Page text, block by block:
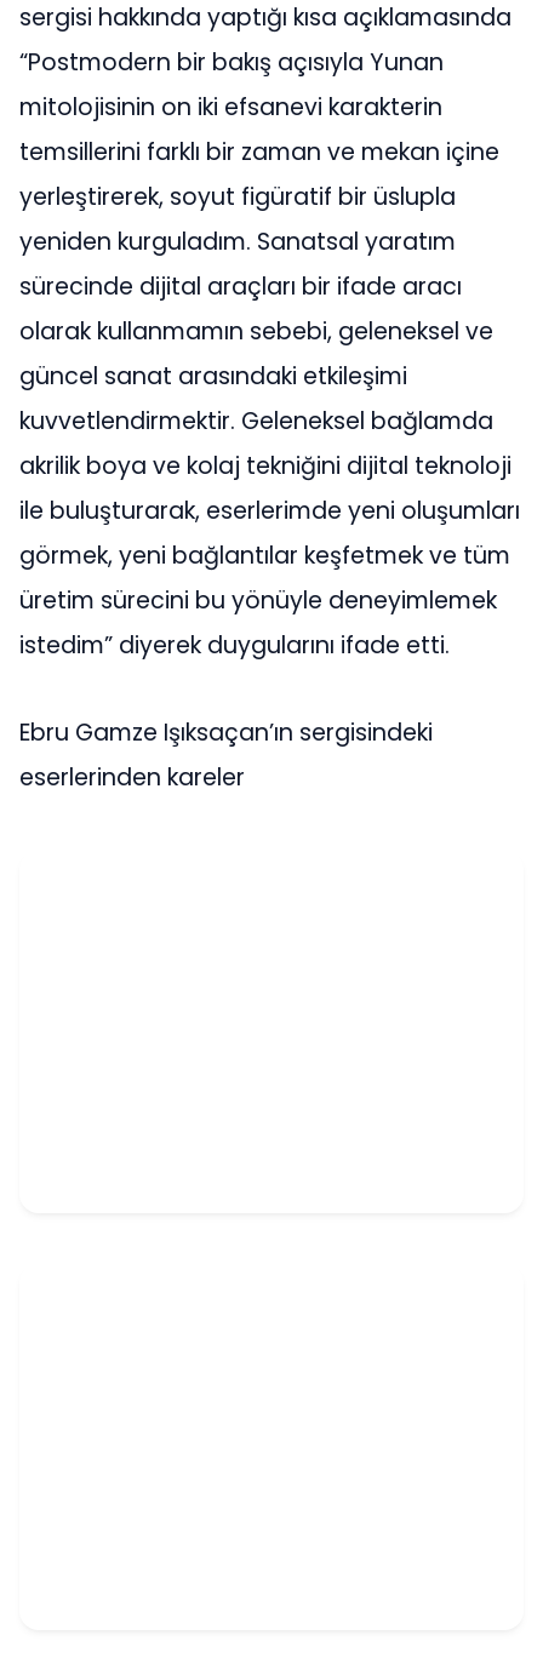
sergisi hakkında yaptığı kısa açıklamasında
“Postmodern bir bakış açısıyla Yunan
mitolojisinin on iki efsanevi karakterin
temsillerini farklı bir zaman ve mekan içine
yerleştirerek, soyut figüratif bir üslupla
yeniden kurguladım. Sanatsal yaratım
sürecinde dijital araçları bir ifade aracı
olarak kullanmamın sebebi, geleneksel ve
güncel sanat arasındaki etkileşimi
kuvvetlendirmektir. Geleneksel bağlamda
akrilik boya ve kolaj tekniğini dijital teknoloji
ile buluşturarak, eserlerimde yeni oluşumları
görmek, yeni bağlantılar keşfetmek ve tüm
üretim sürecini bu yönüyle deneyimlemek
istedim” diyerek duygularını ifade etti.
Ebru Gamze Işıksaçan’ın sergisindeki
eserlerinden kareler